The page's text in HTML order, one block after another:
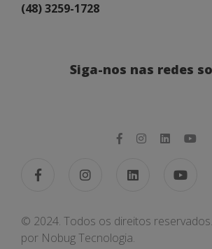
(48) 3259-1728
Siga-nos nas redes
© 2024. Todos os direitos
por Nobug Tecnologia.